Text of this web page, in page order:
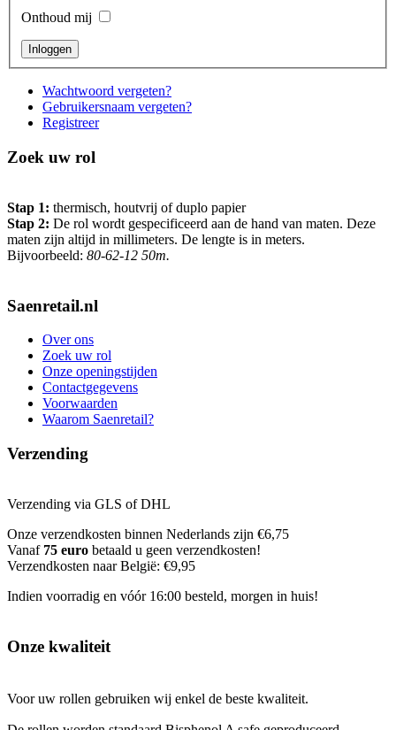
Onthoud mij
Wachtwoord vergeten?
Gebruikersnaam vergeten?
Registreer
Zoek uw rol
Stap 1: thermisch, houtvrij of duplo papier
Stap 2: De rol wordt gespecificeerd aan de hand van maten. Deze
maten zijn altijd in millimeters. De lengte is in meters.
Bijvoorbeeld: 80-62-12 50m.
Saenretail.nl
Over ons
Zoek uw rol
Onze openingstijden
Contactgegevens
Voorwaarden
Waarom Saenretail?
Verzending
Verzending via GLS of DHL
Onze verzendkosten binnen Nederlands zijn €6,75
Vanaf 75 euro betaald u geen verzendkosten!
Verzendkosten naar België: €9,95
Indien voorradig en vóór 16:00 besteld, morgen in huis!
Onze kwaliteit
Voor uw rollen gebruiken wij enkel de beste kwaliteit.